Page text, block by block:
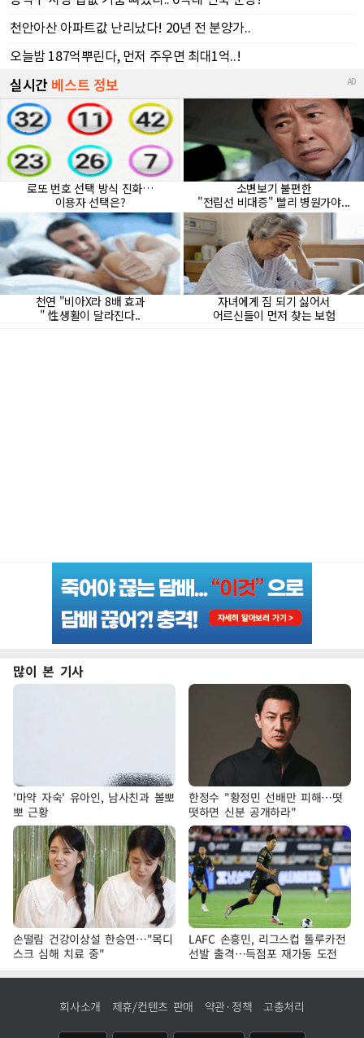
많이 본 기사
'마약 자숙' 유아인, 남사친과 볼뽀
뽀 근황
한정수 "황정민 선배만 피해…떳
떳하면 신분 공개하라"
손떨림 건강이상설 한승연…"목디
스크 심해 치료 중"
LAFC 손흥민, 리그스컵 톨루카전
선발 출격…득점포 재가동 도전
회사소개 제휴/컨텐츠 판매 약관·정책 고충처리